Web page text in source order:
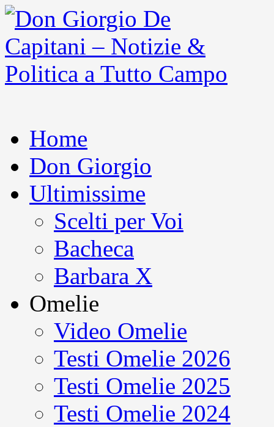
Home
Don Giorgio
Ultimissime
Scelti per Voi
Bacheca
Barbara X
Omelie
Video Omelie
Testi Omelie 2026
Testi Omelie 2025
Testi Omelie 2024